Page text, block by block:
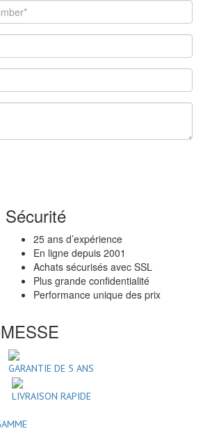
Sécurité
25 ans d’expérience
En ligne depuis 2001
Achats sécurisés avec SSL
Plus grande confidentialité
Performance unique des prix
GARANTIE DE 5 ANS
LIVRAISON RAPIDE